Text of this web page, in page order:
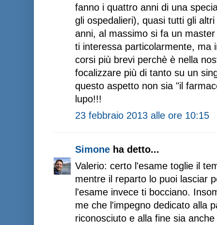
fanno i quattro anni di una
gli ospedalieri), quasi tutti gli
anni, al massimo si fa un
ti interessa particolarmente, ma
corsi più brevi perchè è nella
focalizzare più di tanto su un
questo aspetto non sia "il
lupo!!!
23 febbraio 2013 alle ore 10:15
Simone ha detto...
Valerio: certo l'esame toglie il
mentre il reparto lo puoi lasciar
l'esame invece ti bocciano.
me che l'impegno dedicato alla
riconosciuto e alla fine sia